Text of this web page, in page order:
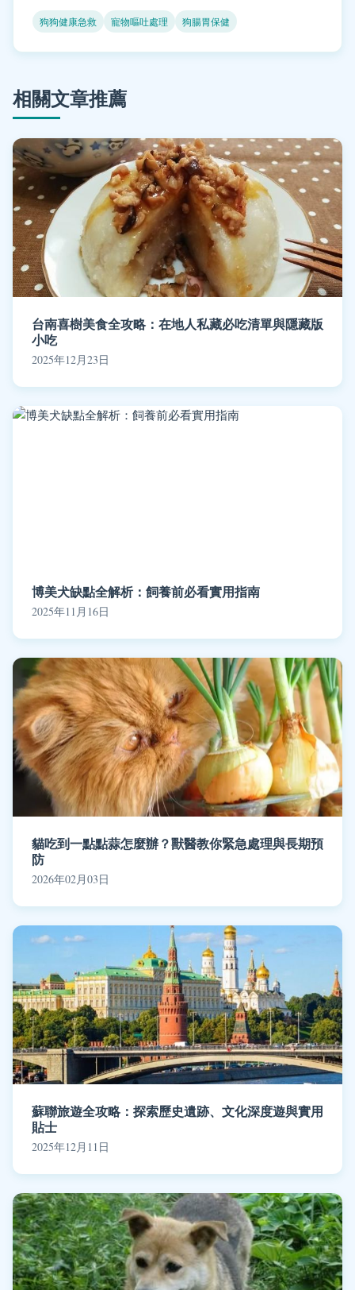
狗狗健康急救 寵物嘔吐處理 狗腸胃保健
相關文章推薦
台南喜樹美食全攻略：在地人私藏必吃清單與隱藏版
小吃
2025年12月23日
博美犬缺點全解析：飼養前必看實用指南
2025年11月16日
貓吃到一點點蒜怎麼辦？獸醫教你緊急處理與長期預
防
2026年02月03日
蘇聯旅遊全攻略：探索歷史遺跡、文化深度遊與實用
貼士
2025年12月11日